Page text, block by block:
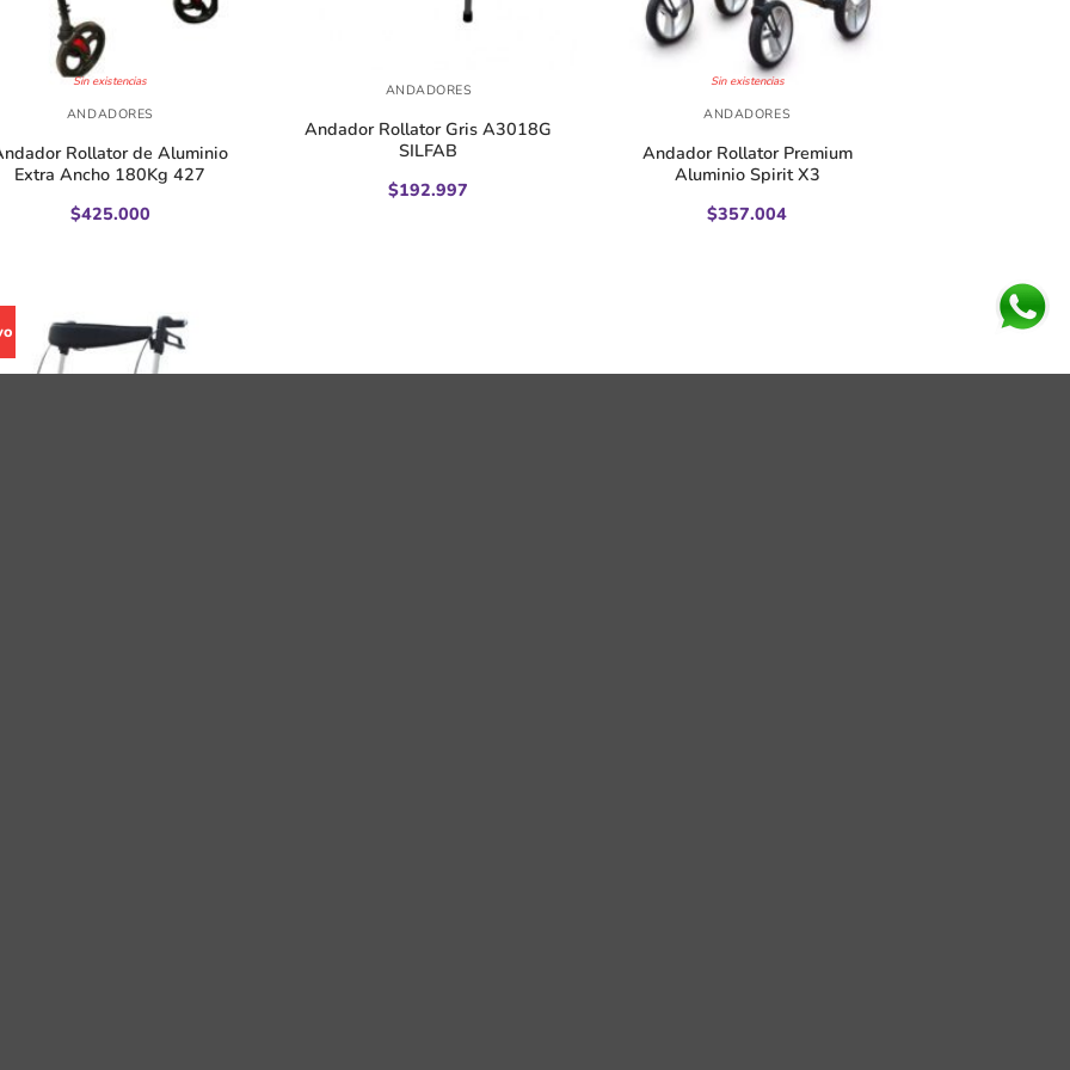
Sin existencias
ANDADORES
Rollator de Aluminio
Extra Ancho 180Kg 427
$425.000
ANDADORES
Andador Rollator Gris A3018G
SILFAB
$192.997
Sin existencias
ANDADORES
Andador Rollator Premium
Aluminio Spirit X3
$357.004